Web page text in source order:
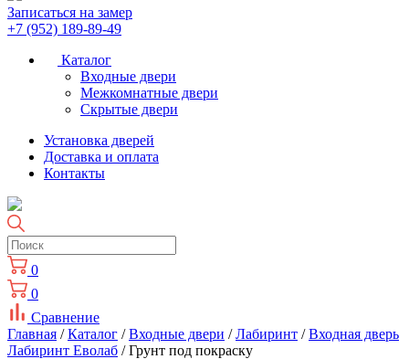
Записаться на замер
+7 (952) 189-89-49
Каталог
Входные двери
Межкомнатные двери
Скрытые двери
Установка дверей
Доставка и оплата
Контакты
0
0
Сравнение
Главная /Каталог /Входные двери /Лабиринт /Входная дверь
Лабиринт Еволаб / Грунт под покраску